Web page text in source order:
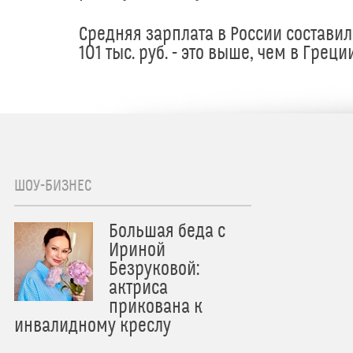
Средняя зарплата в России
101 тыс. руб. - это выше, чем в
ШОУ-БИЗНЕС
Большая беда с
Ириной
Безруковой:
актриса
прикована к
инвалидному креслу